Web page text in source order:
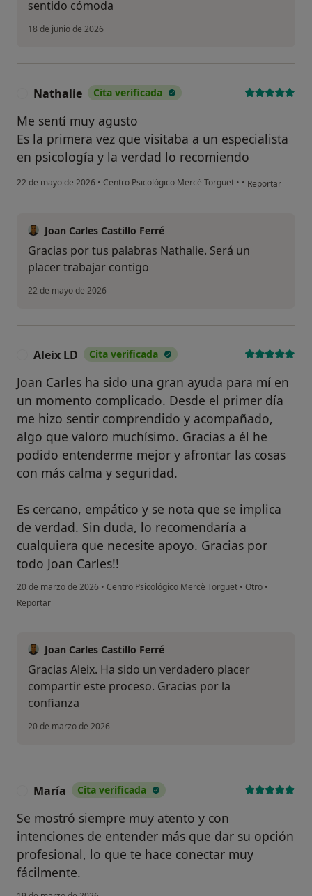
sentido cómoda
18 de junio de 2026
Nathalie Cita verificada
Me sentí muy agusto
Es la primera vez que visitaba a un especialista
en psicología y la verdad lo recomiendo
22 de mayo de 2026 • Centro Psicológico Mercè Torguet • • en opinión del
Reportar
Joan Carles Castillo Ferré
Gracias por tus palabras Nathalie. Será un
placer trabajar contigo
22 de mayo de 2026
Aleix LD Cita verificada
Joan Carles ha sido una gran ayuda para mí en
un momento complicado. Desde el primer día
me hizo sentir comprendido y acompañado,
algo que valoro muchísimo. Gracias a él he
podido entenderme mejor y afrontar las cosas
con más calma y seguridad.
Es cercano, empático y se nota que se implica
de verdad. Sin duda, lo recomendaría a
cualquiera que necesite apoyo. Gracias por
todo Joan Carles!!
20 de marzo de 2026 • Centro Psicológico Mercè Torguet • Otro •
en opinión del usuario Aleix LD
Reportar
Joan Carles Castillo Ferré
Gracias Aleix. Ha sido un verdadero placer
compartir este proceso. Gracias por la
confianza
20 de marzo de 2026
María Cita verificada
Se mostró siempre muy atento y con
intenciones de entender más que dar su opción
profesional, lo que te hace conectar muy
fácilmente.